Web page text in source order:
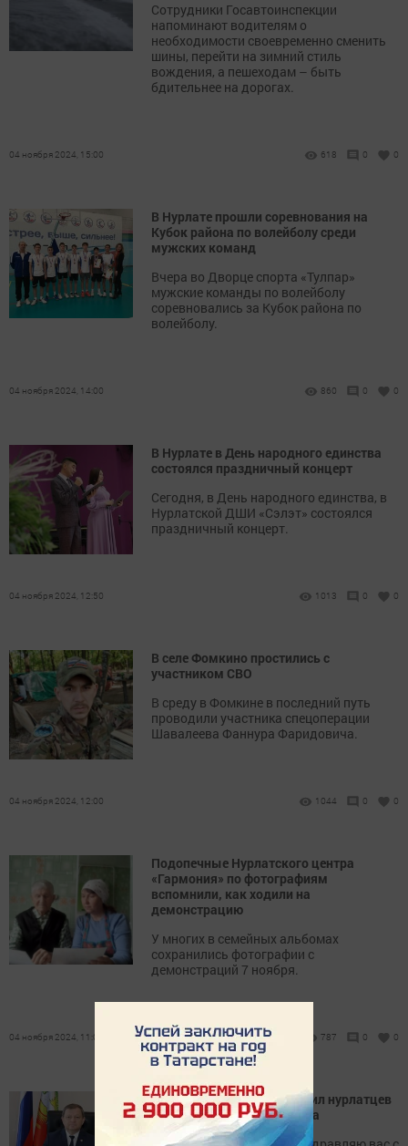
Сотрудники Госавтоинспекции
напоминают водителям о
необходимости своевременно сменить
шины, перейти на зимний стиль
вождения, а пешеходам – быть
бдительнее на дорогах.
04 ноября 2024, 15:00 618 0 0
В Нурлате прошли соревнования на
Кубок района по волейболу среди
мужских команд
Вчера во Дворце спорта «Тулпар»
мужские команды по волейболу
соревновались за Кубок района по
волейболу.
04 ноября 2024, 14:00 860 0 0
В Нурлате в День народного единства
состоялся праздничный концерт
Сегодня, в День народного единства, в
Нурлатской ДШИ «Сэлэт» состоялся
праздничный концерт.
04 ноября 2024, 12:50 1013 0 0
В селе Фомкино простились с
участником СВО
В среду в Фомкине в последний путь
проводили участника спецоперации
Шавалеева Фаннура Фаридовича.
04 ноября 2024, 12:00 1044 0 0
Подопечные Нурлатского центра
«Гармония» по фотографиям
вспомнили, как ходили на
демонстрацию
У многих в семейных альбомах
сохранились фотографии с
демонстраций 7 ноября.
04 ноября 2024, 11:00 787 0 0
Дамир Ишкинеев поздравил нурлатцев
с Днем народного единства